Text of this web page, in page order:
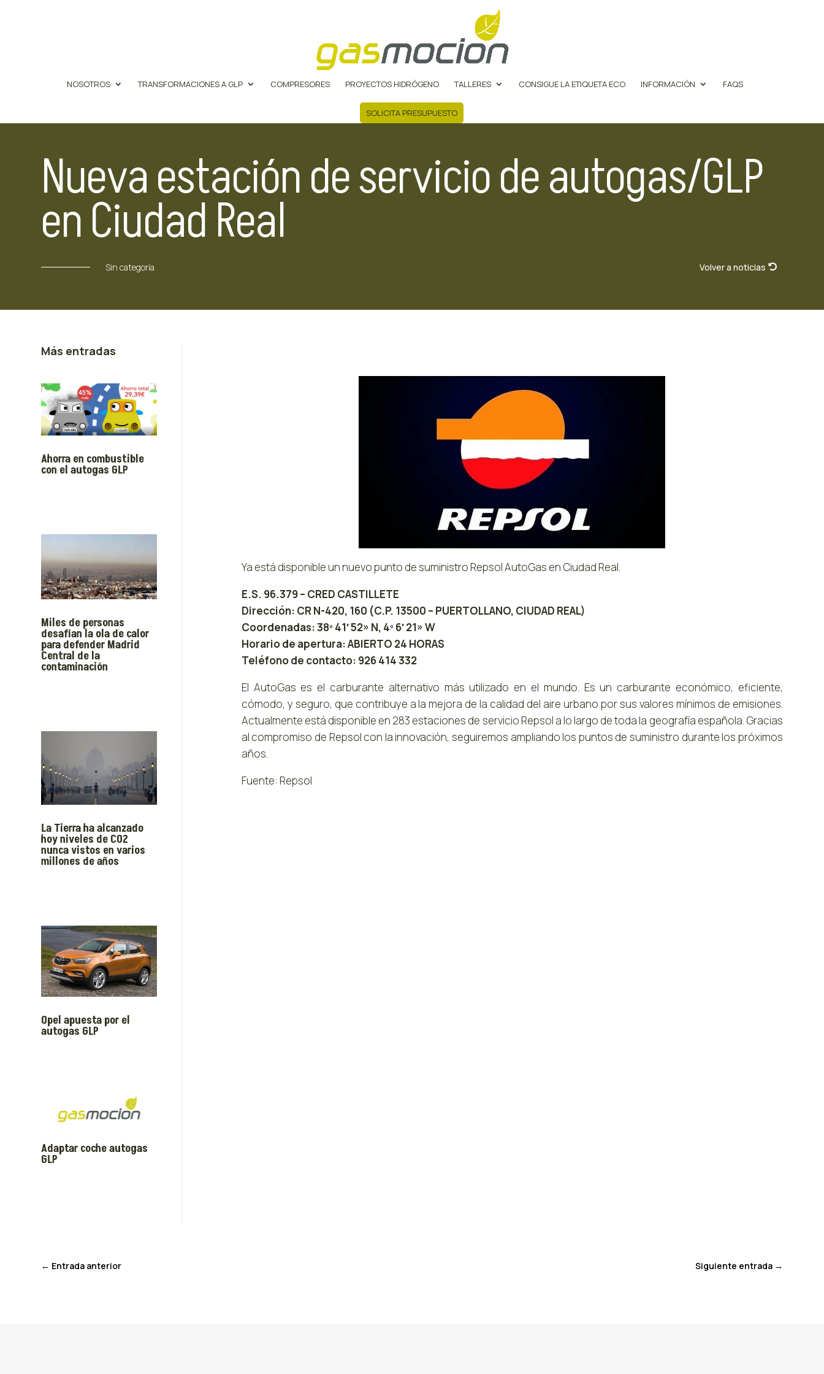
NOSOTROS TRANSFORMACIONES A GLP COMPRESORES PROYECTOS HIDRÓGENO TALLERES CONSIGUE LA ETIQUETA ECO INFORMACIÓN FAQS
SOLICITA PRESUPUESTO
Nueva estación de servicio de autogas/GLP
en Ciudad Real
Sin categoría Volver a noticias
Más entradas
Ahorra en combustible
con el autogas GLP
Miles de personas
desafían la ola de calor
para defender Madrid
Central de la
contaminación
La Tierra ha alcanzado
hoy niveles de CO2
nunca vistos en varios
millones de años
Opel apuesta por el
autogas GLP
Adaptar coche autogas
GLP
Ya está disponible un nuevo punto de suministro Repsol AutoGas en Ciudad Real.
E.S. 96.379 – CRED CASTILLETE
Dirección: CR N-420, 160 (C.P. 13500 – PUERTOLLANO, CIUDAD REAL)
Coordenadas: 38º 41′ 52» N, 4º 6′ 21» W
Horario de apertura: ABIERTO 24 HORAS
Teléfono de contacto: 926 414 332
El AutoGas es el carburante alternativo más utilizado en el mundo. Es un carburante económico, eficiente,
cómodo, y seguro, que contribuye a la mejora de la calidad del aire urbano por sus valores mínimos de emisiones.
Actualmente está disponible en 283 estaciones de servicio Repsol a lo largo de toda la geografía española. Gracias
al compromiso de Repsol con la innovación, seguiremos ampliando los puntos de suministro durante los próximos
años.
Fuente: Repsol
← Entrada anterior Siguiente entrada→